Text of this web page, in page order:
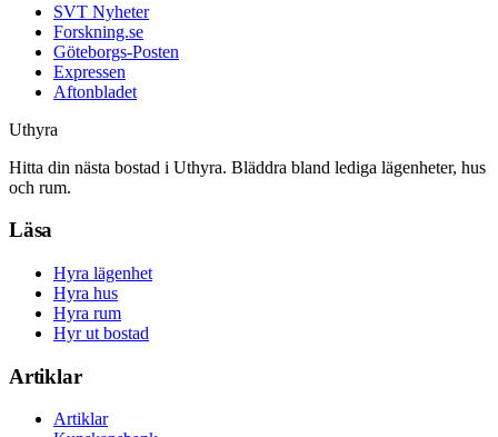
SVT Nyheter
Forskning.se
Göteborgs-Posten
Expressen
Aftonbladet
Uthyra
Hitta din nästa bostad i Uthyra. Bläddra bland lediga lägenheter, hus
och rum.
Läsa
Hyra lägenhet
Hyra hus
Hyra rum
Hyr ut bostad
Artiklar
Artiklar